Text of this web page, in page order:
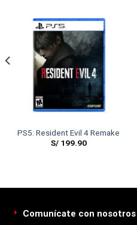
PS5: Resident Evil 4 Remake
S/199.90
Comunícate con nosotros